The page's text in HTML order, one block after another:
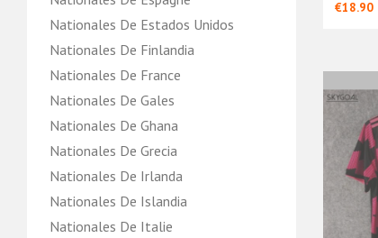
Nationales De Estados Unidos
Nationales De Finlandia
Nationales De France
Nationales De Gales
Nationales De Ghana
Nationales De Grecia
Nationales De Irlanda
Nationales De Islandia
Nationales De Italie
€18.90